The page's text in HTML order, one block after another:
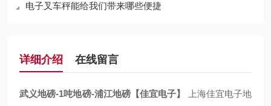
电子叉车秤能给我们带来哪些便捷
详细介绍 在线留言
武义地磅-1吨地磅-浦江地磅【佳宜电子】
上海佳宜电子地